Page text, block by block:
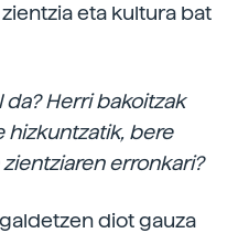
eta kultura bat
da? Herri bakoitzak
hizkuntzatik, bere
erronkari?
diot gauza